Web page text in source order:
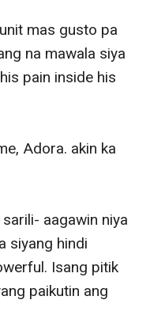
mas gusto pa
na mawala siya
pain inside his
Adora. akin ka
aagawin niya
siyang hindi
Isang pitik
paikutin ang